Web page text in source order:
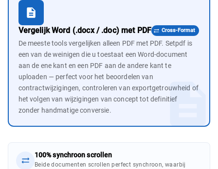
Vergelijk Word (.docx / .doc) met PDF Cross-Format
De meeste tools vergelijken alleen PDF met PDF. Setpdf is
een van de weinigen die u toestaat een Word-document
aan de ene kant en een PDF aan de andere kant te
uploaden — perfect voor het beoordelen van
contractwijzigingen, controleren van exportgetrouwheid of
het volgen van wijzigingen van concept tot definitief
zonder handmatige conversie.
100% synchroon scrollen
Beide documenten scrollen perfect synchroon, waarbij